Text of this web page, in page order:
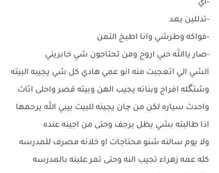
-اي
-تدللين بعد
-فواكه وطرشي وانا اطبخ التمن
-صار ياالله حبي اروح ومن تحتاجون شي خابريني
الشي الي اتعجبت منه انو عمي هادي كل شي يجيبه البيته
وشتگله افراح وبناته يجيب الهن وبيته قصر واحلى اثاث
واحدث سياره لكن من چان يجينه للبيت بيبي الله يرحمها
اذا طالبته بشي يظل يرجف وحتى من اجينه عنده
ولا يوم سالنه شنو محتاجات او خلانه مصرف للمدرسه
كله عمه زهراء تجيب النه وحتى تمر علينه بالمدرسه